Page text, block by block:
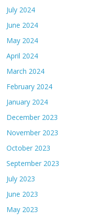
July 2024
June 2024
May 2024
April 2024
March 2024
February 2024
January 2024
December 2023
November 2023
October 2023
September 2023
July 2023
June 2023
May 2023